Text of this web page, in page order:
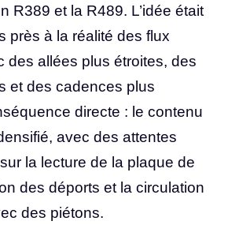
R389 et la R489. L’idée était
près à la réalité des flux
des allées plus étroites, des
et des cadences plus
directe : le contenu
avec des attentes
la lecture de la plaque de
des déports et la circulation
des piétons.